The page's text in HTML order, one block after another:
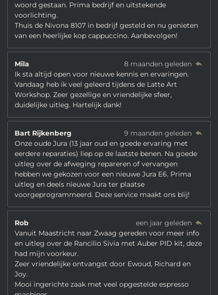
woord gestaan. Prima bedrijf en uitstekende
voorlichting.
Thuis de Nivona 8107 in bedrijf gesteld en nu genieten
van een heerlijke kop cappuccino. Aanbevolgen!
Mila
8 maanden geleden
Ik sta altijd open voor nieuwe kennis en ervaringen.
Vandaag heb ik veel geleerd tijdens de Latte Art
Workshop. Zeer gezellige en vriendelijke sfeer,
duidelijke uitleg. Hartelijk dank!
Bart Rijkenberg
9 maanden geleden
Onze oude Jura (13 jaar oud en goede ervaring met
eerdere reparaties) liep op de laatste benen. Na goede
uitleg over de afweging repareren of vervangen
hebben we gekozen voor een nieuwe Jura E6. Prima
uitleg en deels nieuwe Jura ter plaatse
voorgeprogrammeerd. Deze service maakt ons blij!
Rob
een jaar geleden
Vanuit Maastricht naar Zwaag gereden voor meer info
en uitleg over de Rancilio Sivia met Auber PID kit, deze
had mijn voorkeur.
Zeer vriendelijke ontvangst door Ewoud, Richard en
Joy.
Mooi ingerichte zaak met veel opgestelde espresso